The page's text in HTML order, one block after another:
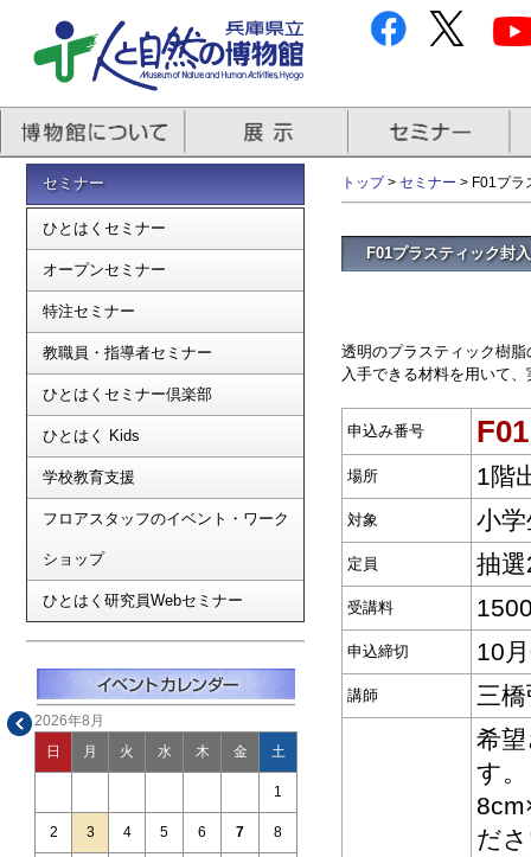
セミナー
ひとはくセミナー
オープンセミナー
特注セミナー
教職員・指導者セミナー
ひとはくセミナー倶楽部
ひとはく Kids
学校教育支援
フロアスタッフのイベント・ワーク
ショップ
ひとはく研究員Webセミナー
2026年8月
日 月 火 水 木 金 土
1
2 3 4 5 6 7 8
トップ> セミナー > F01プラ
F01プラスティック封
透明のプラスティック樹
入手できる材料を用いて
申込み番号 F01
場所 1階
対象 小
定員 抽
受講料
申込締切 10
講師 三
希
す
だ